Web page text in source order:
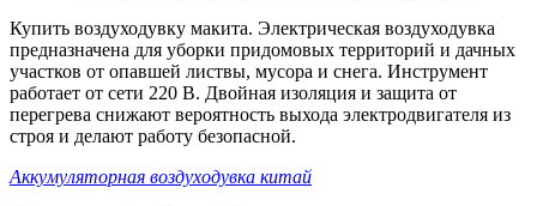
Купить воздуходувку макита. Электрическая воздуходувка
предназначена для уборки придомовых территорий и дачных
участков от опавшей листвы, мусора и снега. Инструмент
работает от сети 220 В. Двойная изоляция и защита от
перегрева снижают вероятность выхода электродвигателя из
строя и делают работу безопасной.
Аккумуляторная воздуходувка китай